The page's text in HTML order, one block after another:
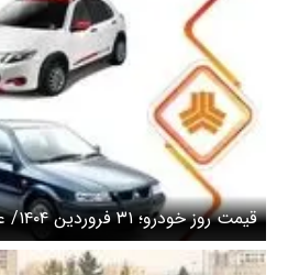
قیمت روز خودرو؛ ۳۱ فروردین ۱۴۰۴/ عقبگرد قیمت خودرو